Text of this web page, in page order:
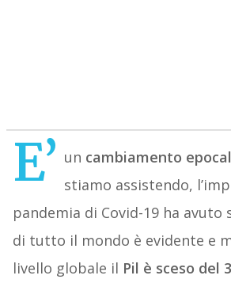
E’ un cambiamento
stiamo assistendo,
pandemia di Covid-19 ha avuto
di tutto il mondo è evidente e
livello globale il Pil è sceso del